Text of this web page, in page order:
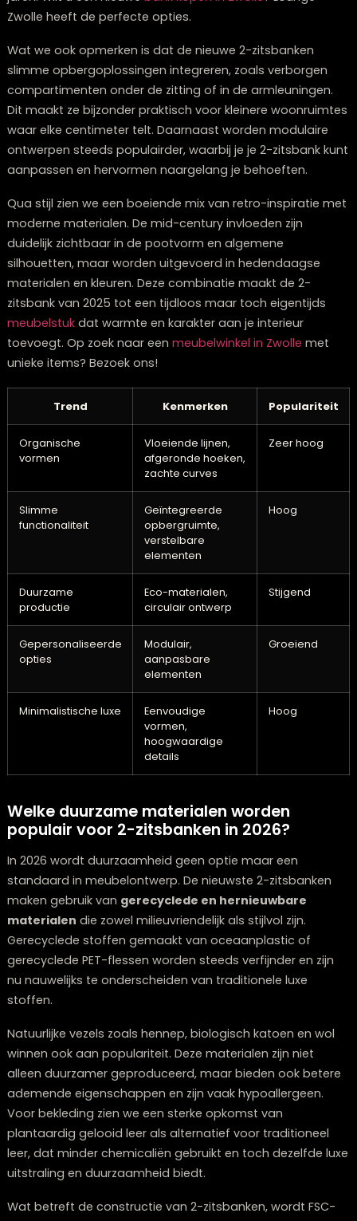
minimalistische luxe. De moderne 2-zitsbank heeft
meer uitnodigend silhouet creëren – een duidelijke
afwijking van de strakke, hoekige designs van
jaren. Wilt u een nieuwebank kopen in Zwolle? Lounge
Zwolle heeft de perfecte opties.
Wat we ook opmerken is dat de nieuwe 2-zitsbanken
slimme opbergoplossingen integreren, zoals
compartimenten onder de zitting of in de
Dit maakt ze bijzonder praktisch voor kleinere
waar elke centimeter telt. Daarnaast worden
ontwerpen steeds populairder, waarbij je je 2-
aanpassen en hervormen naargelang je behoeften.
Qua stijl zien we een boeiende mix van retro-
moderne materialen. De mid-century invloeden zijn
materialen en kleuren. Deze combinatie maakt de 2-
zitsbank van 2025 tot een tijdloos maar toch
meubelstuk dat warmte en karakter aan je interieur
unieke items? Bezoek ons!
Kenmerken
Organische
vormen
Vloeiende lijnen,
afgeronde hoeken,
zachte curves
Zeer
Slimme Geïntegreerde
elementen
productie
Eco-materialen,
circulair ontwerp
Gepersonaliseerde
opties
Modulair,
aanpasbare
elementen
Minimalistische luxe
Eenvoudige
vormen,
hoogwaardige
details
Welke duurzame materialen worden
populair voor 2-zitsbanken in 2026?
In 2026 wordt duurzaamheid geen optie maar een
standaard in meubelontwerp. De nieuwste 2-
maken gebruik vangerecyclede en hernieuwbare
materialen
die zowel milieuvriendelijk als stijlvol zijn.
Gerecyclede stoffen gemaakt van oceaanplastic of
gerecyclede PET-flessen worden steeds verfijnder en
stoffen.